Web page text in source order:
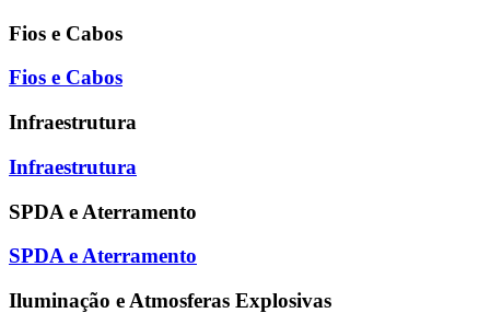
Fios e Cabos
Fios e Cabos
Infraestrutura
Infraestrutura
SPDA e Aterramento
SPDA e Aterramento
Iluminação e Atmosferas Explosivas